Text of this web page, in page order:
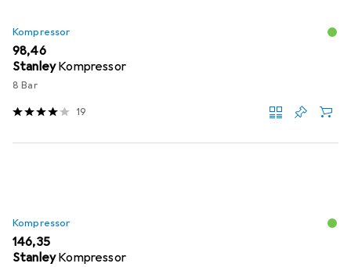
Kompressor
EUR
98,46
StanleyKompressor
8 Bar
19
Kompressor
EUR
146,35
StanleyKompressor